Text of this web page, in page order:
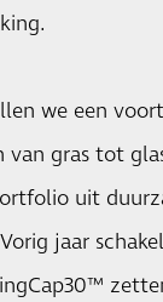
we een
van gras tot
uit
jaar